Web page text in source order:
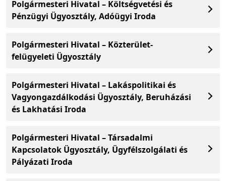
Polgármesteri Hivatal – Költségvetési és
Pénzügyi Ügyosztály, Adóügyi Iroda
Polgármesteri Hivatal – Közterület-
felügyeleti Ügyosztály
Polgármesteri Hivatal – Lakáspolitikai és
Vagyongazdálkodási Ügyosztály, Beruházási
és Lakhatási Iroda
Polgármesteri Hivatal – Társadalmi
Kapcsolatok Ügyosztály, Ügyfélszolgálati és
Pályázati Iroda